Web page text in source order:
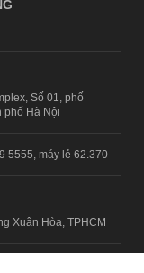
Số 01, phố
phố Hà Nội
5555, máy lẻ 62.370
Xuân Hòa, TPHCM